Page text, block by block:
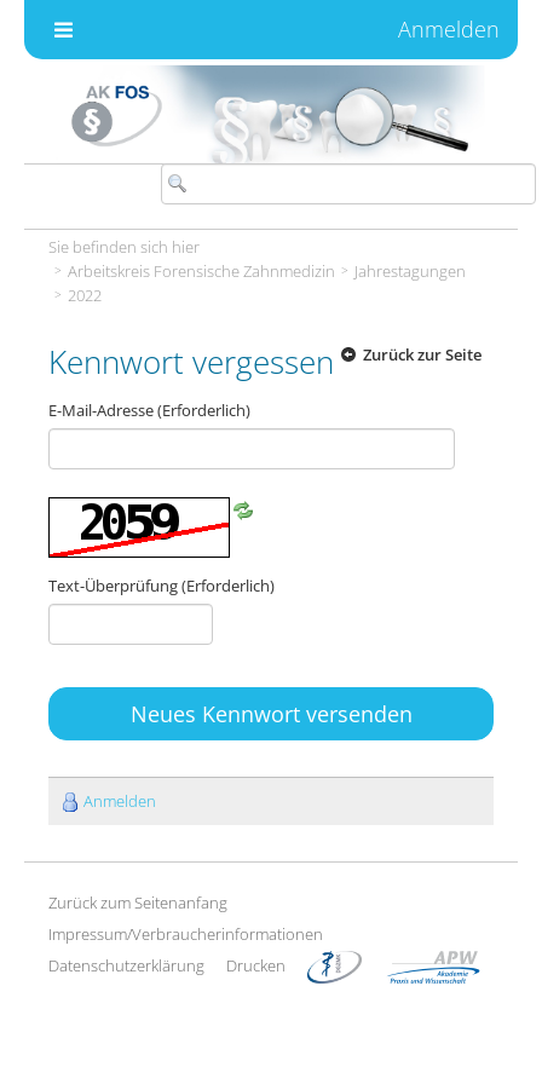
Anmelden
Sie befinden sich hier
Arbeitskreis Forensische Zahnmedizin
Jahrestagungen
2022
Kennwort vergessen Zurück zur Seite
E-Mail-Adresse(Erforderlich)
Text-Überprüfung(Erforderlich)
Neues Kennwort versenden
Anmelden
Zurück zum Seitenanfang
Impressum/Verbraucherinformationen
Datenschutzerklärung
Drucken